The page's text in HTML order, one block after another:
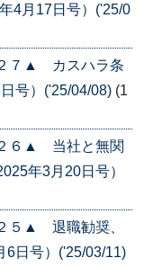
4月17日号）('25/0
２７▲ カスハラ条
号）('25/04/08) (1
６▲ 当社と無関
年3月20日号）
５▲ 退職勧奨、
6日号）('25/03/11)